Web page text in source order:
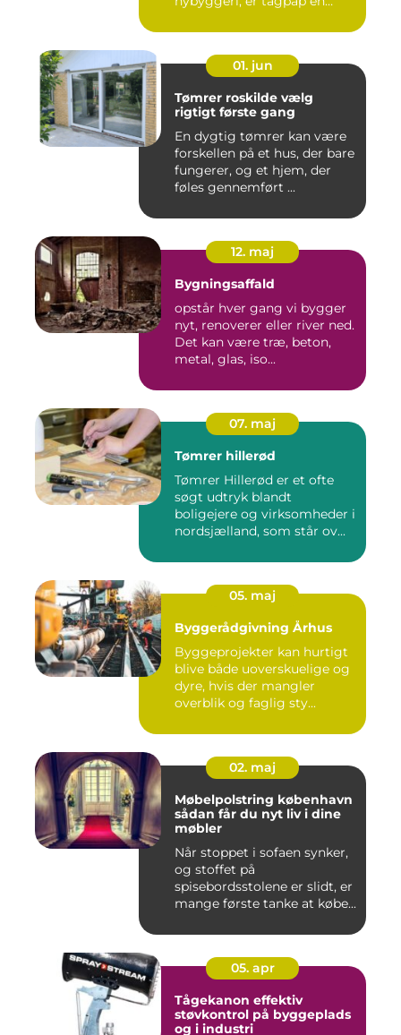
01. jun
Tømrer roskilde vælg
rigtigt første gang
En dygtig tømrer kan være
forskellen på et hus, der bare
fungerer, og et hjem, der
føles gennemført ...
12. maj
Bygningsaffald
opstår hver gang vi bygger
nyt, renoverer eller river ned.
Det kan være træ, beton,
metal, glas, iso...
07. maj
Tømrer hillerød
Tømrer Hillerød er et ofte
søgt udtryk blandt
boligejere og virksomheder i
nordsjælland, som står ov...
05. maj
Byggerådgivning Århus
Byggeprojekter kan hurtigt
blive både uoverskuelige og
dyre, hvis der mangler
overblik og faglig sty...
02. maj
Møbelpolstring københavn
sådan får du nyt liv i dine
møbler
Når stoppet i sofaen synker,
og stoffet på
spisebordsstolene er slidt, er
mange første tanke at købe...
05. apr
Tågekanon effektiv
støvkontrol på byggeplads
og i industri